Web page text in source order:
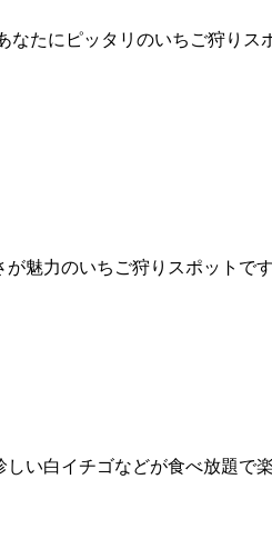
たにピッタリのいちご狩りス
魅力のいちご狩りスポットで
い白イチゴなどが食べ放題で